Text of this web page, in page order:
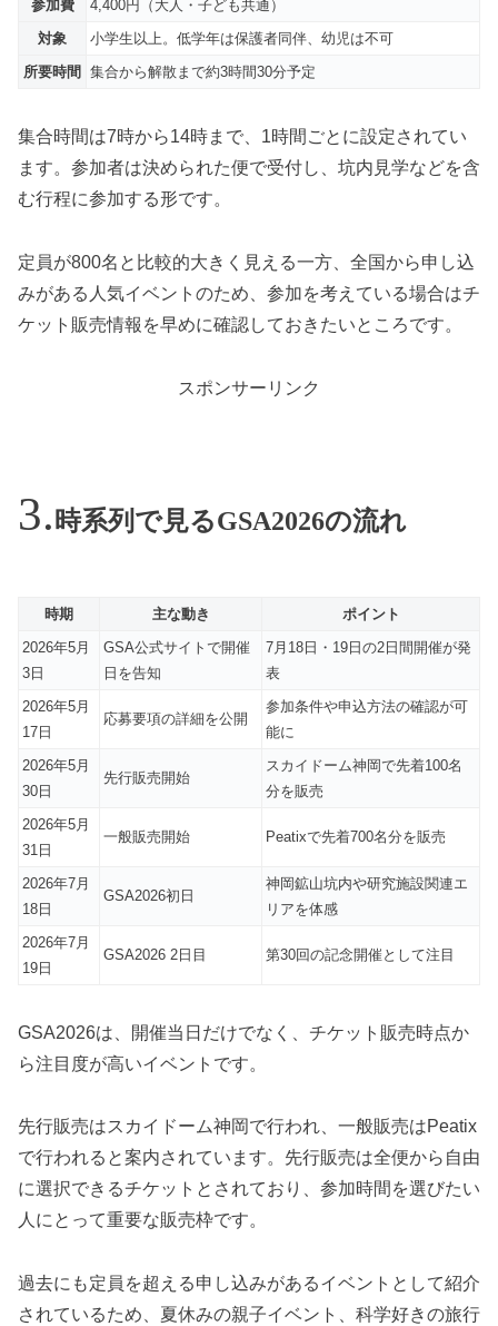
参加費
4,400円（大人・子ども共通）
対象
小学生以上。低学年は保護者同伴、幼児は不可
所要時間
集合から解散まで約3時間30分予定
集合時間は7時から14時まで、1時間ごとに設定されてい
ます。参加者は決められた便で受付し、坑内見学などを含
む行程に参加する形です。
定員が800名と比較的大きく見える一方、全国から申し込
みがある人気イベントのため、参加を考えている場合はチ
ケット販売情報を早めに確認しておきたいところです。
スポンサーリンク
時系列で見るGSA2026の流れ
時期 主な動き
ポイント
2026年5月
3日
GSA公式サイトで開催
日を告知
7月18日・19日の2日間開催が発
表
2026年5月
17日
応募要項の詳細を公開
参加条件や申込方法の確認が可
能に
2026年5月
30日
先行販売開始
スカイドーム神岡で先着100名
分を販売
2026年5月
31日
一般販売開始 Peatixで先着700名分を販売
2026年7月
18日
GSA2026初日
神岡鉱山坑内や研究施設関連エ
リアを体感
2026年7月
19日
GSA2026 2日目 第30回の記念開催として注目
GSA2026は、開催当日だけでなく、チケット販売時点か
ら注目度が高いイベントです。
先行販売はスカイドーム神岡で行われ、一般販売はPeatix
で行われると案内されています。先行販売は全便から自由
に選択できるチケットとされており、参加時間を選びたい
人にとって重要な販売枠です。
過去にも定員を超える申し込みがあるイベントとして紹介
されているため、夏休みの親子イベント、科学好きの旅行